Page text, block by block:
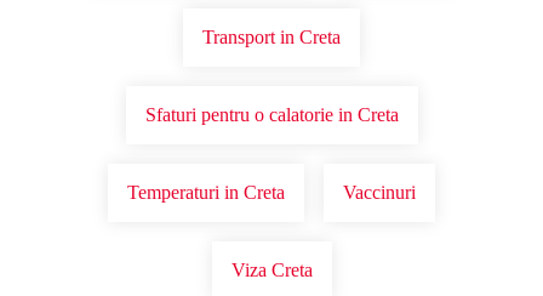
Transport in Creta
Sfaturi pentru o calatorie in Creta
Temperaturi in Creta Vaccinuri
Viza Creta